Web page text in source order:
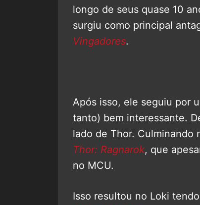
longo de seus quase 10
surgiu como principal
Vingadores.
Após isso, ele seguiu por
tanto) bem interessante.
lado de Thor. Culminando
Thor: Ragnarok, que
no MCU.
Isso resultou no Loki